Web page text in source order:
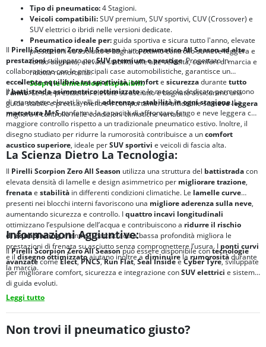
Tipo di pneumatico:4 Stagioni.
Veicoli compatibili:SUV premium, SUV sportivi, CUV (Crossover) e
SUV elettrici o ibridi nelle versioni dedicate.
Pneumatico ideale per:guida sportiva e sicura tutto l'anno, elevate
prestazioni su asciutto e bagnato, ottimo controllo su neve leggera e
fondo bagnato, elevata stabilità alle alte velocità, comfort di marcia e
ridotta rumorosità.
Scopri le dimensioni disponibili.
Il Pirelli Scorpion Zero All Seasonè unpneumatico All Season ad alte
prestazionisviluppato perSUV premium e prestige. Progettato in
collaborazione con le principali case automobilistiche, garantisce un
eccellente equilibrio trasportività,comforte sicurezzadurante tutto
l’anno. Le sue prestazioni elevate su asciutto e bagnato assicurano una
guida stabile e precisa, mentre il comportamento affidabile suneve leggera
migliora il controllo nelle condizioni climatiche variabili.
Ilbattistrada asimmetrico ottimizzatoe le mescole dedicate permettono
di mantenere elevati livelli diaderenzaestabilità in ogni stagione. La
marcaturaM+Sconferma la capacità di affrontare fango e neve leggera con
maggiore controllo rispetto a un tradizionale pneumatico estivo. Inoltre, il
disegno studiato per ridurre la rumorosità contribuisce a uncomfort
acustico superiore, ideale perSUV sportivi e veicoli di fascia alta.
La Scienza Dietro La Tecnologia:
Il Pirelli Scorpion Zero All Season utilizza una struttura del battistradacon
elevata densità di lamelle e design asimmetrico per miglioraretrazione,
frenatae stabilità in differenti condizioni climatiche. Le lamelle curve
presenti nei blocchi interni favoriscono una miglioreaderenza sulla neve,
aumentando sicurezza e controllo. Iquattro incavi longitudinali
ottimizzano l’espulsione dell’acqua e contribuiscono a ridurre il rischio
diaquaplaning, mentre il battistrada a bassa profondità migliora le
prestazioni di frenata su asciutto senza compromettere l’usura. I ponti curvi
e ildisegno ottimizzatoaiutano inoltre adiminuirelarumorositàdurante
la marcia.
Informazioni Aggiuntive:
IlPirelli Scorpion Zero All Seasonpuò essere disponibile contecnologie
avanzatecomeElect,PNCS,Run Flat,Seal InsideeCyber Tyre, sviluppate
per migliorare comfort, sicurezza e integrazione conSUV elettrici e sistemi
di guida evoluti.
Leggi tutto
Non trovi il pneumatico giusto?